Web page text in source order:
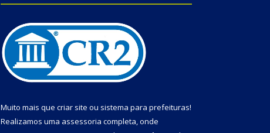
Muito mais que criar site ou sistema para prefeituras!
Realizamos uma assessoria completa, onde